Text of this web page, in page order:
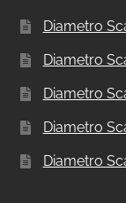
Diametro
Diametro
Diametro
Diametro
Diametro